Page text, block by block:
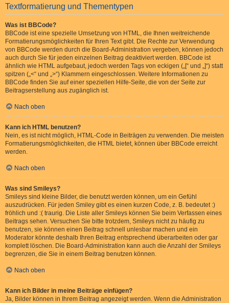
Textformatierung und Thementypen
Was ist BBCode?
BBCode ist eine spezielle Umsetzung von HTML, die Ihnen weitreichende
Formatierungsmöglichkeiten für Ihren Text gibt. Die Rechte zur Verwendung
von BBCode werden durch die Board-Administration vergeben, können jedoch
auch durch Sie für jeden einzelnen Beitrag deaktiviert werden. BBCode ist
ähnlich wie HTML aufgebaut, jedoch werden Tags von eckigen („[“ und „]“) statt
spitzen („<“ und „>“) Klammern eingeschlossen. Weitere Informationen zu
BBCode finden Sie auf einer speziellen Hilfe-Seite, die von der Seite zur
Beitragserstellung aus zugänglich ist.
Nach oben
Kann ich HTML benutzen?
Nein, es ist nicht möglich, HTML-Code in Beiträgen zu verwenden. Die meisten
Formatierungsmöglichkeiten, die HTML bietet, können über BBCode erreicht
werden.
Nach oben
Was sind Smileys?
Smileys sind kleine Bilder, die benutzt werden können, um ein Gefühl
auszudrücken. Für jeden Smiley gibt es einen kurzen Code, z. B. bedeutet :)
fröhlich und :( traurig. Die Liste aller Smileys können Sie beim Verfassen eines
Beitrags sehen. Versuchen Sie bitte trotzdem, Smileys nicht zu häufig zu
benutzen, sie können einen Beitrag schnell unlesbar machen und ein
Moderator könnte deshalb Ihren Beitrag entsprechend überarbeiten oder gar
komplett löschen. Die Board-Administration kann auch die Anzahl der Smileys
begrenzen, die Sie in einem Beitrag benutzen können.
Nach oben
Kann ich Bilder in meine Beiträge einfügen?
Ja, Bilder können in Ihrem Beitrag angezeigt werden. Wenn die Administration